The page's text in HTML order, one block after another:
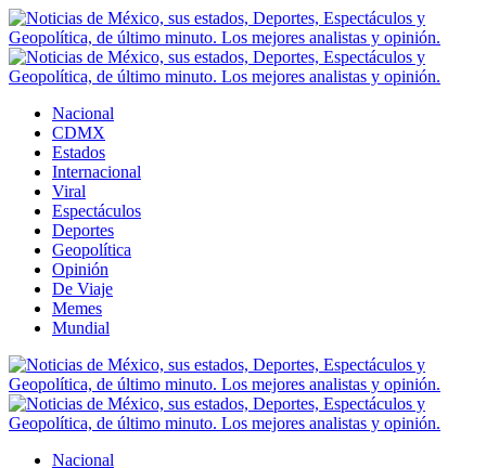
Nacional
CDMX
Estados
Internacional
Viral
Espectáculos
Deportes
Geopolítica
Opinión
De Viaje
Memes
Mundial
Nacional